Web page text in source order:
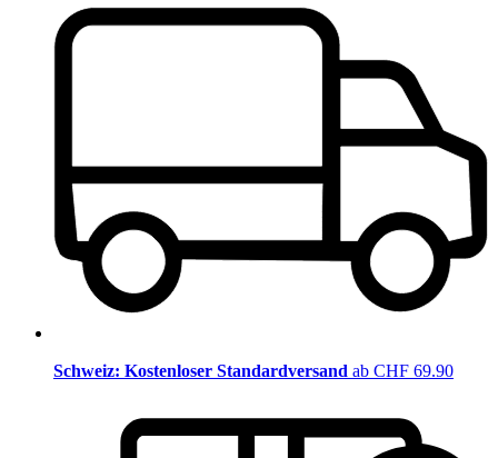
Schweiz: Kostenloser Standardversand ab CHF 69.90